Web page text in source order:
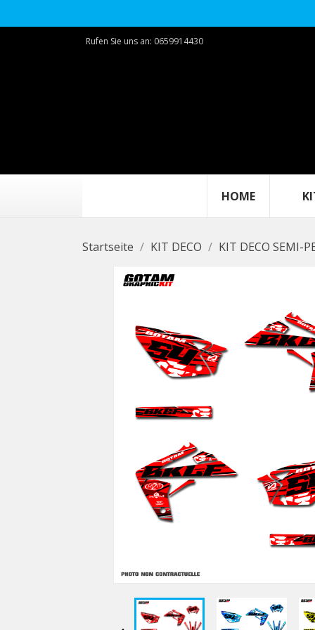
Rufen Sie uns an: 0659914430
HOME
Startseite KIT DECO KIT DECO SEMI-